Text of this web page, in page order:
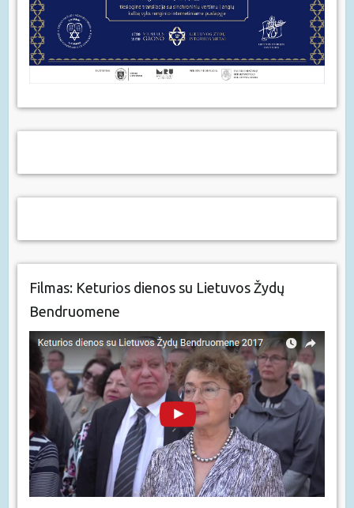
Filmas: Keturios dienos su Lietuvos Žydų
Bendruomene